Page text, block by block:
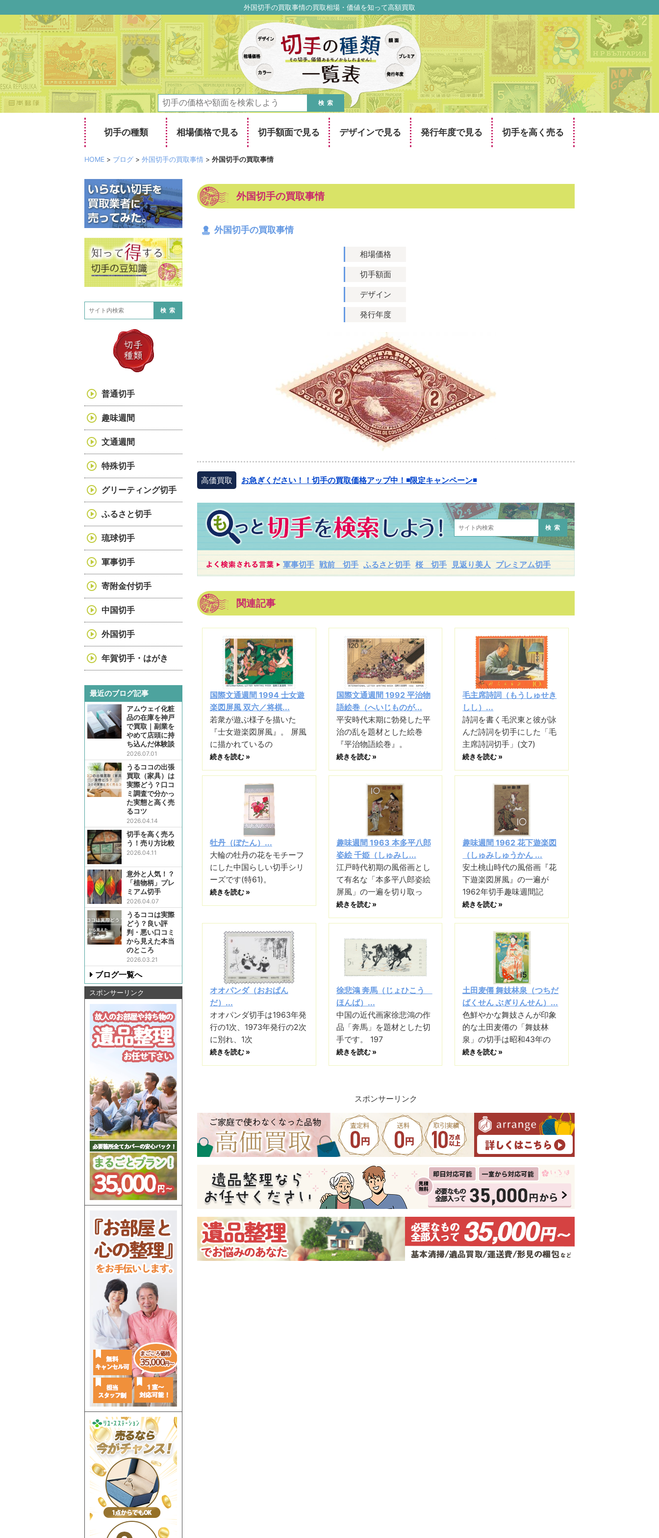
外国切手の買取事情の買取相場・価値を知って高額買取
検索
切手の種類 相場価格で見る 切手額面で見る デザインで見る 発行年度で見る 切手を高く売る
HOME > ブログ > 外国切手の買取事情 > 外国切手の買取事情
外国切手の買取事情
外国切手の買取事情
相場価格
切手額面
デザイン
発行年度
高価買取 お急ぎください！！切手の買取価格アップ中！◾️限定キャンペーン◾️
検索
軍事切手 戦前 切手 ふるさと切手 桜 切手 見返り美人 プレミアム切手
関連記事
国際文通週間 1994 士女遊
楽図屏風 双六／将棋...
若衆が遊ぶ様子を描いた
『士女遊楽図屏風』。 屏風
に描かれているの
続きを読む »
国際文通週間 1992 平治物
語絵巻（へいじものが...
平安時代末期に勃発した平
治の乱を題材とした絵巻
『平治物語絵巻』。
続きを読む »
毛主席詩詞（もうしゅせき
しし）...
詩詞を書く毛沢東と彼が詠
んだ詩詞を切手にした「毛
主席詩詞切手」(文7)
続きを読む »
牡丹（ぼたん）...
大輪の牡丹の花をモチーフ
にした中国らしい切手シリ
ーズです(特61)。
続きを読む »
趣味週間 1963 本多平八郎
姿絵 千姫（しゅみし...
江戸時代初期の風俗画とし
て有名な「本多平八郎姿絵
屏風」の一遍を切り取っ
続きを読む »
趣味週間 1962 花下遊楽図
（しゅみしゅうかん ...
安土桃山時代の風俗画『花
下遊楽図屏風』の一遍が
1962年切手趣味週間記
続きを読む »
オオパンダ（おおぱん
だ）...
オオパンダ切手は1963年発
行の1次、1973年発行の2次
に別れ、1次
続きを読む »
徐悲鴻 奔馬（じょひこう
ほんば）...
中国の近代画家徐悲鴻の作
品「奔馬」を題材とした切
手です。 197
続きを読む »
土田麦僊 舞妓林泉（つちだ
ばくせん ぶぎりんせん）...
色鮮やかな舞妓さんが印象
的な土田麦僊の「舞妓林
泉」の切手は昭和43年の
続きを読む »
スポンサーリンク
検索
普通切手
趣味週間
文通週間
特殊切手
グリーティング切手
ふるさと切手
琉球切手
軍事切手
寄附金付切手
中国切手
外国切手
年賀切手・はがき
最近のブログ記事
アムウェイ化粧
品の在庫を神戸
で買取｜副業を
やめて店頭に持
ち込んだ体験談
2026.07.01
うるココの出張
買取（家具）は
実際どう？口コ
ミ調査で分かっ
た実態と高く売
るコツ
2026.04.14
切手を高く売ろ
う！売り方比較
2026.04.11
意外と人気！？
「植物柄」プレ
ミアム切手
2026.04.07
うるココは実際
どう？良い評
判・悪い口コミ
から見えた本当
のところ
2026.03.21
ブログ一覧へ
スポンサーリンク